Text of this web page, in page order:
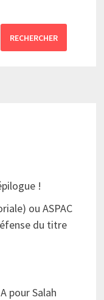
RECHERCHER
!
ou ASPAC
du titre
pour Salah